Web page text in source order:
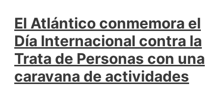
El Atlántico conmemora el
Día Internacional contra la
Trata de Personas con una
caravana de actividades